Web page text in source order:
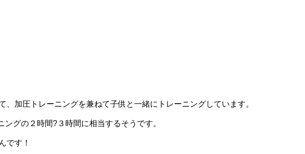
加圧トレーニングを兼ねて子供と一緒にトレーニングしています。
グの２時間?３時間に相当するそうです。
です！